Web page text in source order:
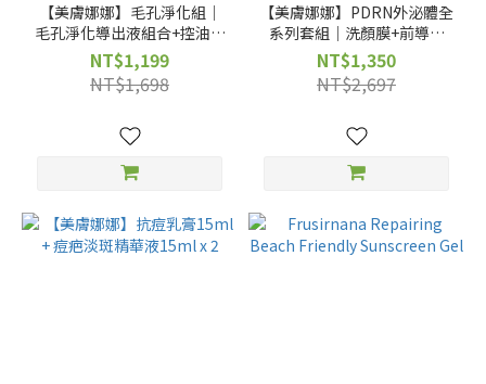
【美膚娜娜】毛孔淨化組｜
毛孔淨化導出液組合+控油毛
孔緊緻精華液15ml
NT$1,199
NT$1,698
【美膚娜娜】PDRN外泌體全
系列套組｜洗顏膜+前導液
+精華液
NT$1,350
NT$2,697